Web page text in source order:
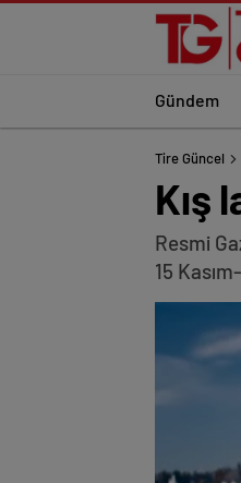
Gündem
Tire Güncel
Kış
Resmi
15